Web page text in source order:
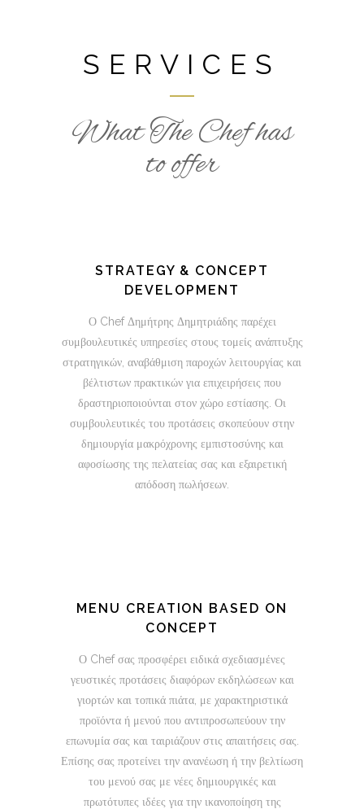
SERVICES
What The Chef has
to offer
STRATEGY & CONCEPT
DEVELOPMENT
Ο Chef Δημήτρης Δημητριάδης παρέχει
συμβουλευτικές υπηρεσίες στους τομείς ανάπτυξης
στρατηγικών, αναβάθμιση παροχών λειτουργίας και
βέλτιστων πρακτικών για επιχειρήσεις που
δραστηριοποιούνται στον χώρο εστίασης. Οι
συμβουλευτικές του προτάσεις σκοπεύουν στην
δημιουργία μακρόχρονης εμπιστοσύνης και
αφοσίωσης της πελατείας σας και εξαιρετική
απόδοση πωλήσεων.
MENU CREATION BASED ON
CONCEPT
Ο Chef σας προσφέρει ειδικά σχεδιασμένες
γευστικές προτάσεις διαφόρων εκδηλώσεων και
γιορτών και τοπικά πιάτα, με χαρακτηριστικά
προϊόντα ή μενού που αντιπροσωπεύουν την
επωνυμία σας και ταιριάζουν στις απαιτήσεις σας.
Επίσης σας προτείνει την ανανέωση ή την βελτίωση
του μενού σας με νέες δημιουργικές και
πρωτότυπες ιδέες για την ικανοποίηση της